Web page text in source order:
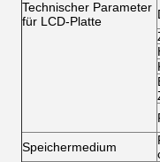
Technischer Parameter
für LCD-Platte
Speichermedium